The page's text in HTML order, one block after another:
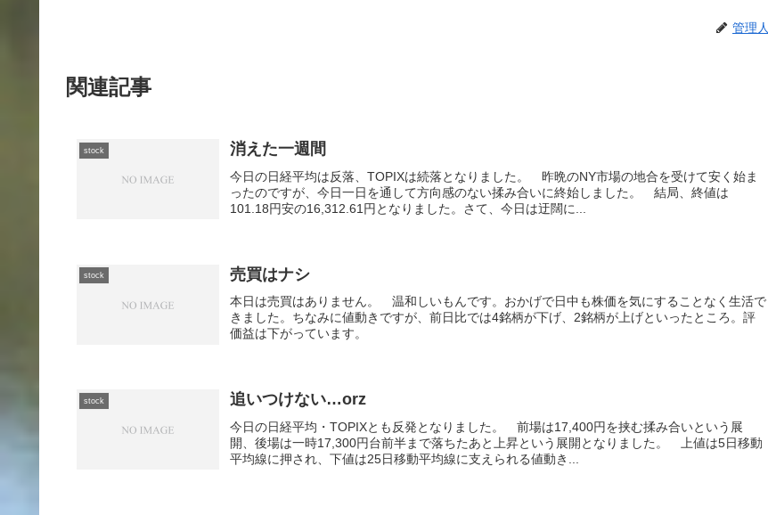
管理人
関連記事
stock 消えた一週間
今日の日経平均は反落、TOPIXは続落となりました。 昨晩のNY市場の地合を受けて安く始ま
ったのですが、今日一日を通して方向感のない揉み合いに終始しました。 結局、終値は
101.18円安の16,312.61円となりました。さて、今日は迂闊に...
stock 売買はナシ
本日は売買はありません。 温和しいもんです。おかげで日中も株価を気にすることなく生活で
きました。ちなみに値動きですが、前日比では4銘柄が下げ、2銘柄が上げといったところ。評
価益は下がっています。
stock 追いつけない…orz
今日の日経平均・TOPIXとも反発となりました。 前場は17,400円を挟む揉み合いという展
開、後場は一時17,300円台前半まで落ちたあと上昇という展開となりました。 上値は5日移動
平均線に押され、下値は25日移動平均線に支えられる値動き...